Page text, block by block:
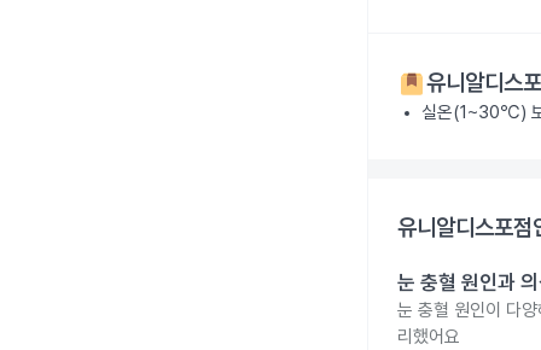
유니알디스
실온(1~30℃)
유니알디스포
눈 충혈 원인과
눈 충혈 원인이 다
리했어요